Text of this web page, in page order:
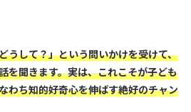
して？」という問いかけを受けて、
を聞きます。実は、これこそが子ども
わち知的好奇心を伸ばす絶好のチャン